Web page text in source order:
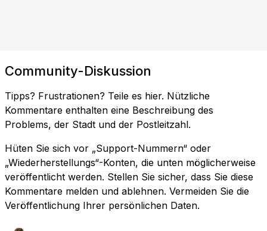
Community-Diskussion
Tipps? Frustrationen? Teile es hier. Nützliche
Kommentare enthalten eine Beschreibung des
Problems, der Stadt und der Postleitzahl.
Hüten Sie sich vor „Support-Nummern“ oder
„Wiederherstellungs“-Konten, die unten möglicherweise
veröffentlicht werden. Stellen Sie sicher, dass Sie diese
Kommentare melden und ablehnen. Vermeiden Sie die
Veröffentlichung Ihrer persönlichen Daten.